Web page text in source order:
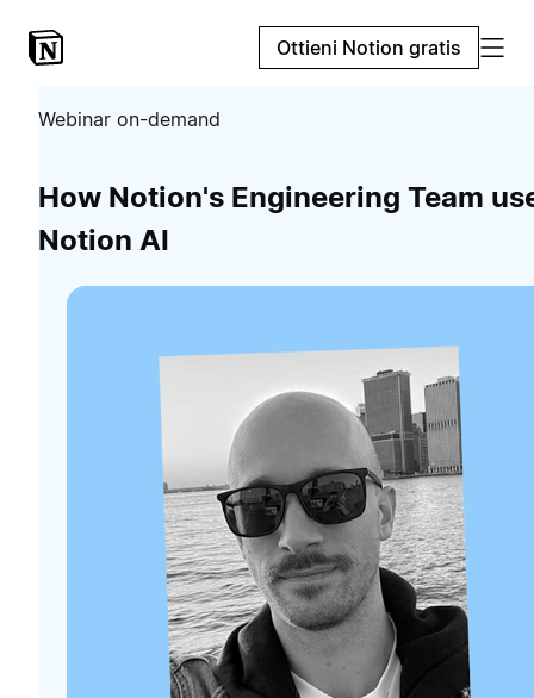
Ottieni Notion gratis
Webinar on-demand
How Notion's Engineering Team
Notion AI